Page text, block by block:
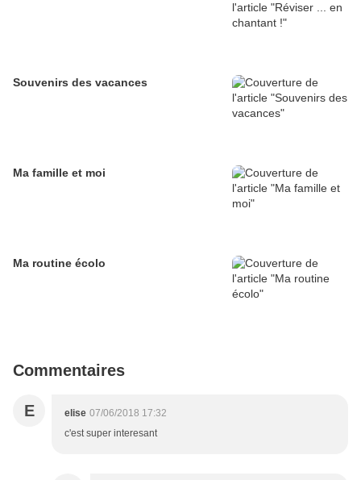
Souvenirs des vacances
Ma famille et moi
Ma routine écolo
Commentaires
E elise 07/06/2018 17:32
c'est super interesant